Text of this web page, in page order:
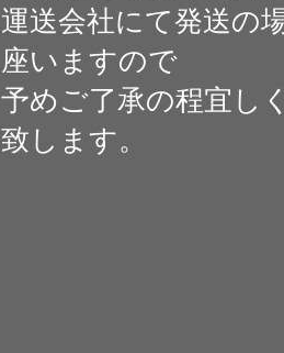
運送会社にて発送の
座いますので
予めご了承の程宜し
致します。